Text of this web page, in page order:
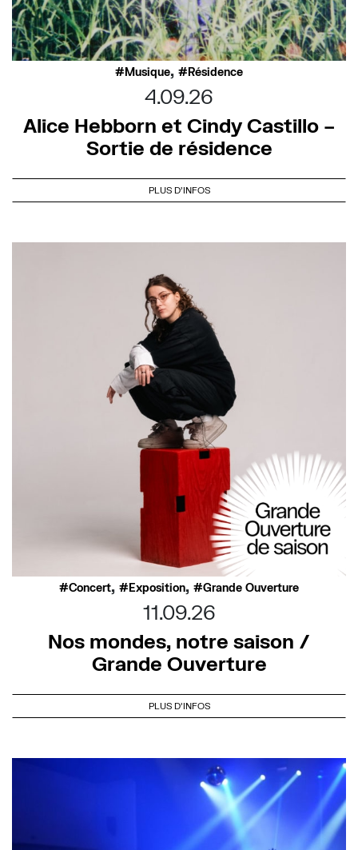
Musique, Résidence
4.09.26
Alice Hebborn et Cindy Castillo –
Sortie de résidence
PLUS D'INFOS
Concert, Exposition, Grande Ouverture
11.09.26
Nos mondes, notre saison /
Grande Ouverture
PLUS D'INFOS